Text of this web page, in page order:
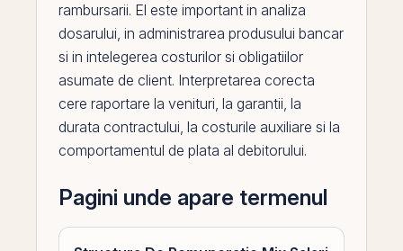
rambursarii. El este important in analiza
dosarului, in administrarea produsului bancar
si in intelegerea costurilor si obligatiilor
asumate de client. Interpretarea corecta
cere raportare la venituri, la garantii, la
durata contractului, la costurile auxiliare si la
comportamentul de plata al debitorului.
Pagini unde apare termenul